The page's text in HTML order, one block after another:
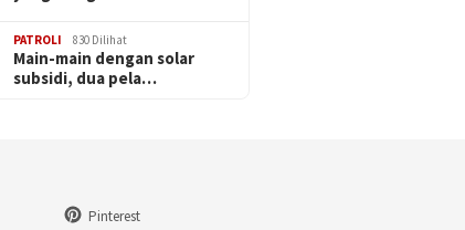
PATROLI 830 Dilihat
Main-main dengan solar
subsidi, dua pela…
Pinterest